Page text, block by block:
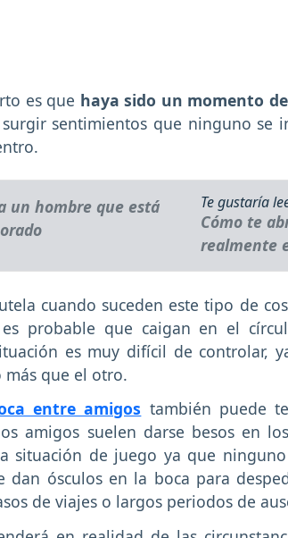
es que haya sido un momento
sentimientos que ninguno se
Te gustaría
Cómo te
realmente
cuando suceden este tipo de
probable que caigan en el
es muy difícil de controlar,
que el otro.
entre amigos también puede
amigos suelen darse besos en
situación de juego ya que
dan ósculos en la boca para
de viajes o largos periodos de